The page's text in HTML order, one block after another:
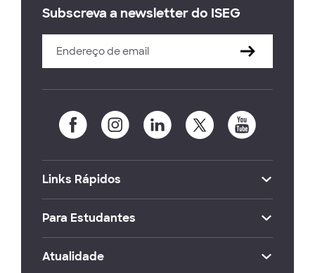
Subscreva a newsletter do ISEG
Links Rápidos
Para Estudantes
Atualidade